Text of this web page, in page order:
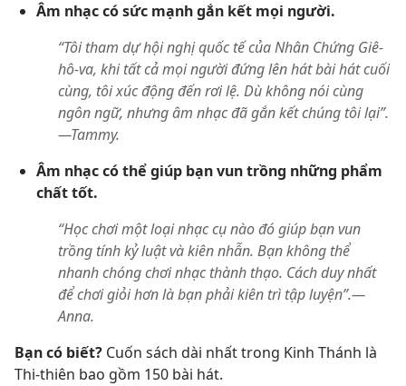
Âm nhạc có sức mạnh gắn kết mọi người.
“Tôi tham dự hội nghị quốc tế của Nhân Chứng Giê-
hô-va, khi tất cả mọi người đứng lên hát bài hát cuối
cùng, tôi xúc động đến rơi lệ. Dù không nói cùng
ngôn ngữ, nhưng âm nhạc đã gắn kết chúng tôi lại”.​
—Tammy.
Âm nhạc có thể giúp bạn vun trồng những phẩm
chất tốt.
“Học chơi một loại nhạc cụ nào đó giúp bạn vun
trồng tính kỷ luật và kiên nhẫn. Bạn không thể
nhanh chóng chơi nhạc thành thạo. Cách duy nhất
để chơi giỏi hơn là bạn phải kiên trì tập luyện”.​—
Anna.
Bạn có biết? Cuốn sách dài nhất trong Kinh Thánh là
Thi-thiên bao gồm 150 bài hát.